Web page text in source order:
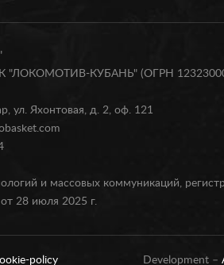
"ЛОКОМОТИВ-КУБАНЬ" (ОГРН
ул. Яхонтовая, д. 2, оф. 121
и массовых коммуникаций,
28 июля 2025 г.
policy Development –